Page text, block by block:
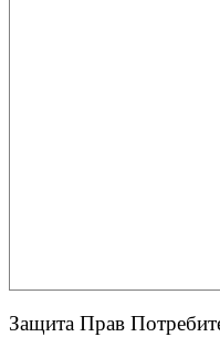
Защита Прав